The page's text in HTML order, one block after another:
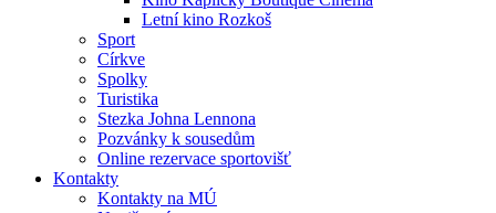
Letní kino Rozkoš
Sport
Církve
Spolky
Turistika
Stezka Johna Lennona
Pozvánky k sousedům
Online rezervace sportovišť
Kontakty
Kontakty na MÚ